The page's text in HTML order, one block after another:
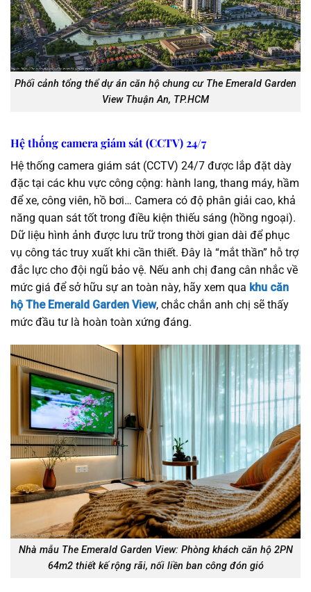
Phối cảnh tổng thể dự án căn hộ chung cư The Emerald Garden
View Thuận An, TP.HCM
Hệ thống camera giám sát (CCTV) 24/7
Hệ thống camera giám sát (CCTV) 24/7 được lắp đặt dày
đặc tại các khu vực công cộng: hành lang, thang máy, hầm
để xe, công viên, hồ bơi… Camera có độ phân giải cao, khả
năng quan sát tốt trong điều kiện thiếu sáng (hồng ngoại).
Dữ liệu hình ảnh được lưu trữ trong thời gian dài để phục
vụ công tác truy xuất khi cần thiết. Đây là “mắt thần” hỗ trợ
đắc lực cho đội ngũ bảo vệ. Nếu anh chị đang cân nhắc về
mức giá để sở hữu sự an toàn này, hãy xem qua khu căn
hộ The Emerald Garden View, chắc chắn anh chị sẽ thấy
mức đầu tư là hoàn toàn xứng đáng.
Nhà mẫu The Emerald Garden View: Phòng khách căn hộ 2PN
64m2 thiết kế rộng rãi, nối liền ban công đón gió